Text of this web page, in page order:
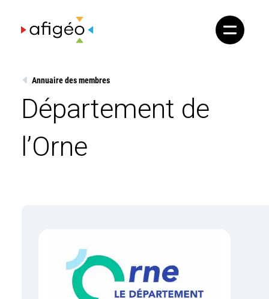
content
Annuaire des membres
Département de
l’Orne